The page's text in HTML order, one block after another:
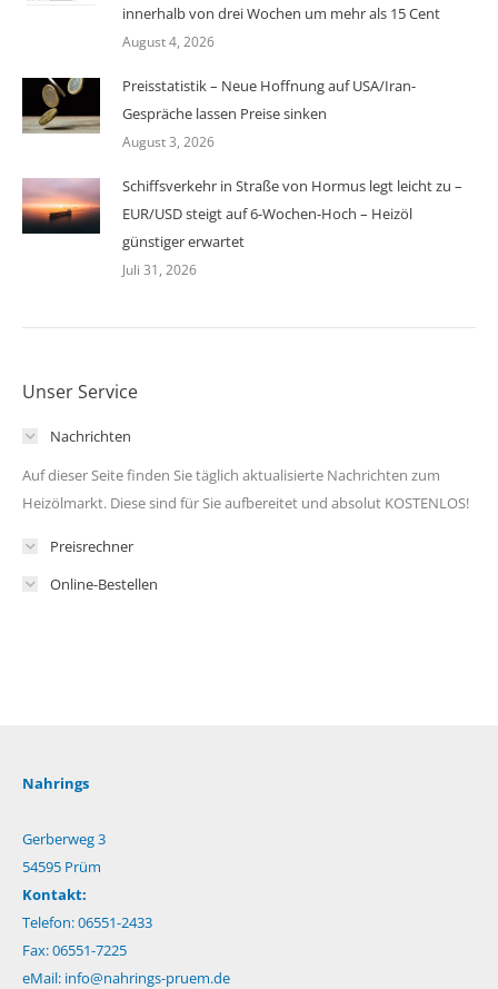
innerhalb von drei Wochen um mehr als 15 Cent
August 4, 2026
Preisstatistik – Neue Hoffnung auf USA/Iran-
Gespräche lassen Preise sinken
August 3, 2026
Schiffsverkehr in Straße von Hormus legt leicht zu –
EUR/USD steigt auf 6-Wochen-Hoch – Heizöl
günstiger erwartet
Juli 31, 2026
Unser Service
Nachrichten
Auf dieser Seite finden Sie täglich aktualisierte Nachrichten zum
Heizölmarkt. Diese sind für Sie aufbereitet und absolut KOSTENLOS!
Preisrechner
Online-Bestellen
Nahrings
Gerberweg 3
54595 Prüm
Kontakt:
Telefon: 06551-2433
Fax: 06551-7225
eMail: info@nahrings-pruem.de